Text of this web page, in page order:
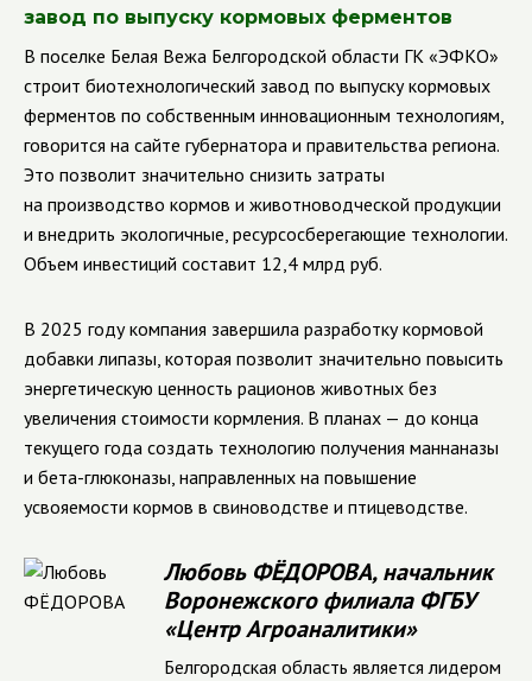
завод по выпуску кормовых ферментов
В поселке Белая Вежа Белгородской области ГК «ЭФКО»
строит биотехнологический завод по выпуску кормовых
ферментов по собственным инновационным технологиям,
говорится на сайте губернатора и правительства региона.
Это позволит значительно снизить затраты
на производство кормов и животноводческой продукции
и внедрить экологичные, ресурсосберегающие технологии.
Объем инвестиций составит 12,4 млрд руб.
В 2025 году компания завершила разработку кормовой
добавки липазы, которая позволит значительно повысить
энергетическую ценность рационов животных без
увеличения стоимости кормления. В планах — до конца
текущего года создать технологию получения маннаназы
и бета-глюконазы, направленных на повышение
усвояемости кормов в свиноводстве и птицеводстве.
Любовь ФЁДОРОВА, начальник
Воронежского филиала ФГБУ
«Центр Агроаналитики»
Белгородская область является лидером